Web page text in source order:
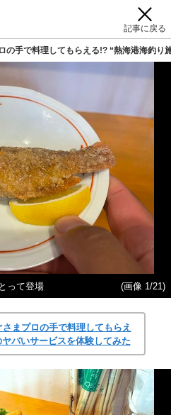
記事に戻る
の手で料理してもらえる!? “熱海港海釣り
って登場 (画像 1/21)
まプロの手で料理してもらえ
バいサービスを体験してみた